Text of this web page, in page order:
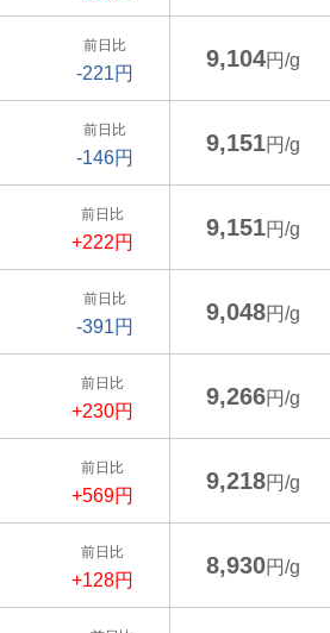
前日比
-221円
9,104円/g
前日比
-146円
9,151円/g
前日比
+222円
9,151円/g
前日比
-391円
9,048円/g
前日比
+230円
9,266円/g
前日比
+569円
9,218円/g
前日比
+128円
8,930円/g